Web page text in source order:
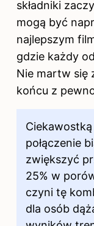
składniki
mogą być
najlepszym
gdzie każdy
Nie martw się
końcu z
połączenie
zwiększyć
25% w
czyni tę
dla osób